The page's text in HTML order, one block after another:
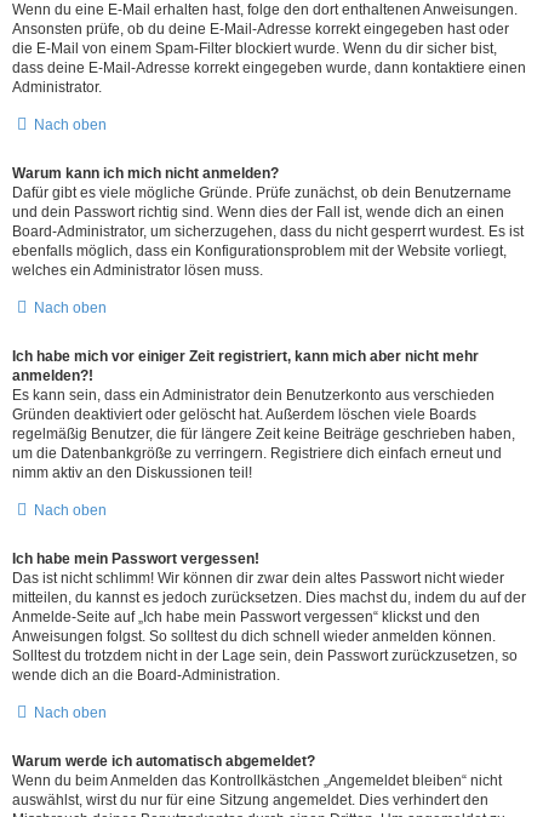
Wenn du eine E-Mail erhalten hast, folge den dort enthaltenen Anweisungen.
Ansonsten prüfe, ob du deine E-Mail-Adresse korrekt eingegeben hast oder
die E-Mail von einem Spam-Filter blockiert wurde. Wenn du dir sicher bist,
dass deine E-Mail-Adresse korrekt eingegeben wurde, dann kontaktiere einen
Administrator.
Nach oben
Warum kann ich mich nicht anmelden?
Dafür gibt es viele mögliche Gründe. Prüfe zunächst, ob dein Benutzername
und dein Passwort richtig sind. Wenn dies der Fall ist, wende dich an einen
Board-Administrator, um sicherzugehen, dass du nicht gesperrt wurdest. Es ist
ebenfalls möglich, dass ein Konfigurationsproblem mit der Website vorliegt,
welches ein Administrator lösen muss.
Nach oben
Ich habe mich vor einiger Zeit registriert, kann mich aber nicht mehr
anmelden?!
Es kann sein, dass ein Administrator dein Benutzerkonto aus verschieden
Gründen deaktiviert oder gelöscht hat. Außerdem löschen viele Boards
regelmäßig Benutzer, die für längere Zeit keine Beiträge geschrieben haben,
um die Datenbankgröße zu verringern. Registriere dich einfach erneut und
nimm aktiv an den Diskussionen teil!
Nach oben
Ich habe mein Passwort vergessen!
Das ist nicht schlimm! Wir können dir zwar dein altes Passwort nicht wieder
mitteilen, du kannst es jedoch zurücksetzen. Dies machst du, indem du auf der
Anmelde-Seite auf „Ich habe mein Passwort vergessen“ klickst und den
Anweisungen folgst. So solltest du dich schnell wieder anmelden können.
Solltest du trotzdem nicht in der Lage sein, dein Passwort zurückzusetzen, so
wende dich an die Board-Administration.
Nach oben
Warum werde ich automatisch abgemeldet?
Wenn du beim Anmelden das Kontrollkästchen „Angemeldet bleiben“ nicht
auswählst, wirst du nur für eine Sitzung angemeldet. Dies verhindert den